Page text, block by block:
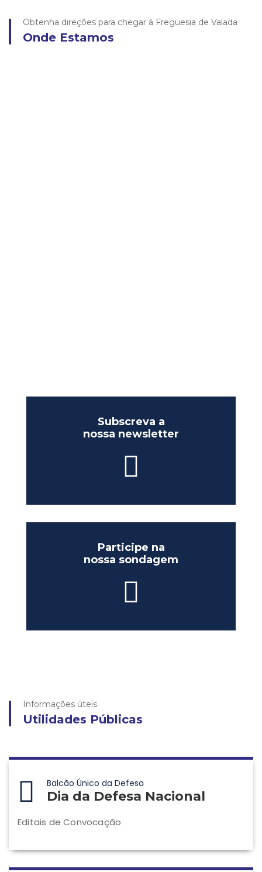
Obtenha direções para chegar á Freguesia de Valada
Onde Estamos
Subscreva a
nossa newsletter
Participe na
nossa sondagem
Informações úteis
Utilidades Públicas
Balcão Único da Defesa
Dia da Defesa Nacional
Editais de Convocação